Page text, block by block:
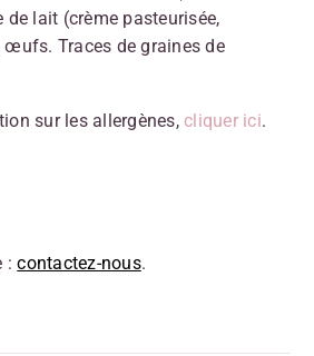
de lait (crème pasteurisée,
Traces de graines de
sur les allergènes, cliquer ici.
:contactez-nous.